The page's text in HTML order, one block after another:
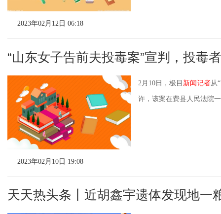
2023年02月12日 06:18
“山东女子告前夫投毒案”宣判，投毒
2月10日，极目 新闻记者从
许，该案在费县人民法院
2023年02月10日 19:08
天天热头条丨近胡鑫宇遗体发现地一